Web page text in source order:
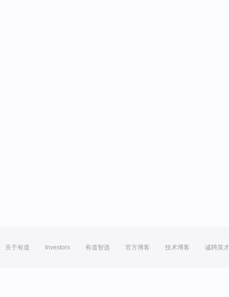
关于有道 Investors 有道智选 官方博客 技术博客 诚聘英才